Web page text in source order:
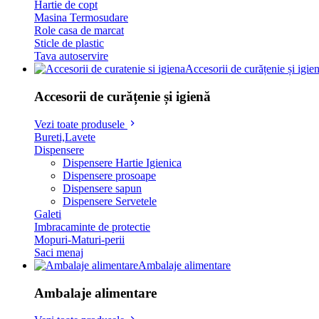
Hartie de copt
Masina Termosudare
Role casa de marcat
Sticle de plastic
Tava autoservire
Accesorii de curățenie și
Accesorii de curățenie și igienă
Vezi toate produsele
Bureti,Lavete
Dispensere
Dispensere Hartie Igienica
Dispensere prosoape
Dispensere sapun
Dispensere Servetele
Galeti
Imbracaminte de protectie
Mopuri-Maturi-perii
Saci menaj
Ambalaje alimentare
Ambalaje alimentare